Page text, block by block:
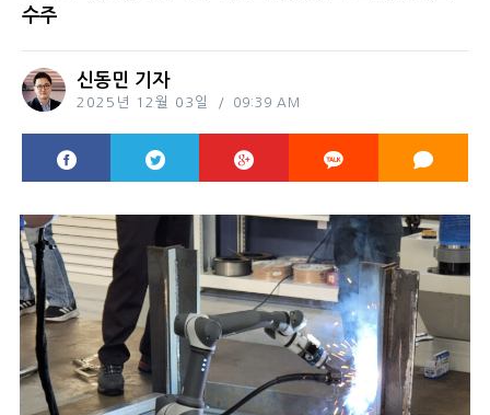
수주
신동민 기자
2025년 12월 03일 09:39 AM